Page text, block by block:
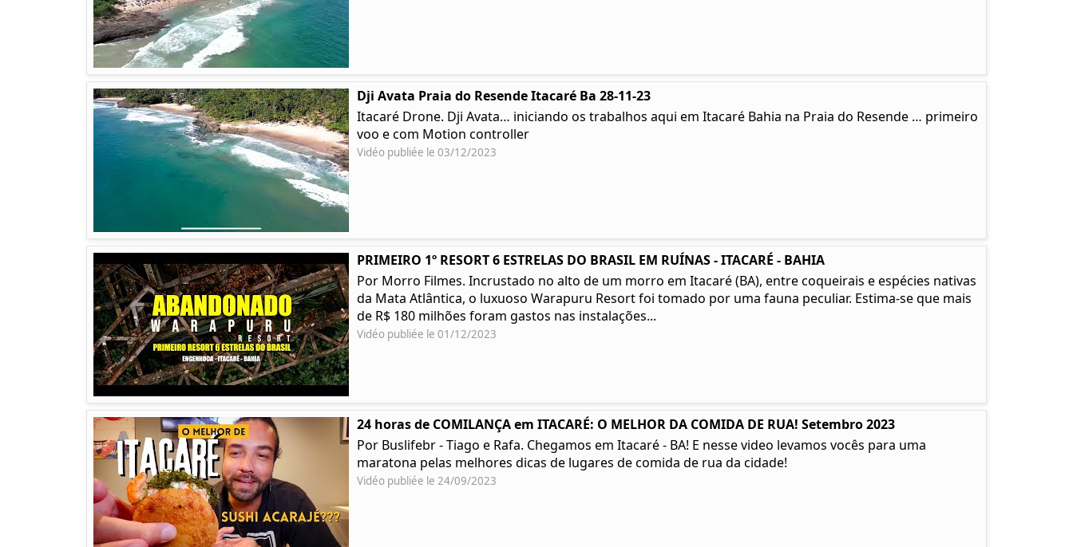
Dji Avata Praia do Resende Itacaré Ba 28-11-23
Itacaré Drone. Dji Avata… iniciando os trabalhos aqui em Itacaré Bahia na Praia do Resende … primeiro
voo e com Motion controller
Vidéo publiée le 03/12/2023
PRIMEIRO 1º RESORT 6 ESTRELAS DO BRASIL EM RUÍNAS - ITACARÉ - BAHIA
Por Morro Filmes. Incrustado no alto de um morro em Itacaré (BA), entre coqueirais e espécies nativas
da Mata Atlântica, o luxuoso Warapuru Resort foi tomado por uma fauna peculiar. Estima-se que mais
de R$ 180 milhões foram gastos nas instalações...
Vidéo publiée le 01/12/2023
24 horas de COMILANÇA em ITACARÉ: O MELHOR DA COMIDA DE RUA! Setembro 2023
Por Buslifebr - Tiago e Rafa. Chegamos em Itacaré - BA! E nesse video levamos vocês para uma
maratona pelas melhores dicas de lugares de comida de rua da cidade!
Vidéo publiée le 24/09/2023